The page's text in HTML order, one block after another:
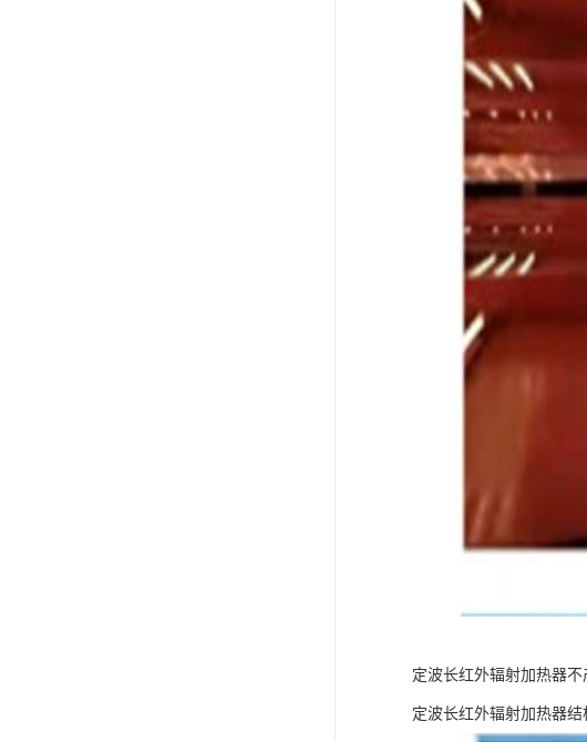
定波长红外辐射加热器
定波长红外辐射加热器